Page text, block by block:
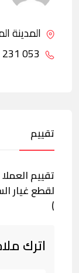
المدينة
تقييم
تقييم
لقطع غيار
)
اترك